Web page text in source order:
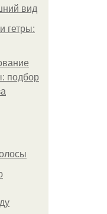
вид
гетры:
подбор